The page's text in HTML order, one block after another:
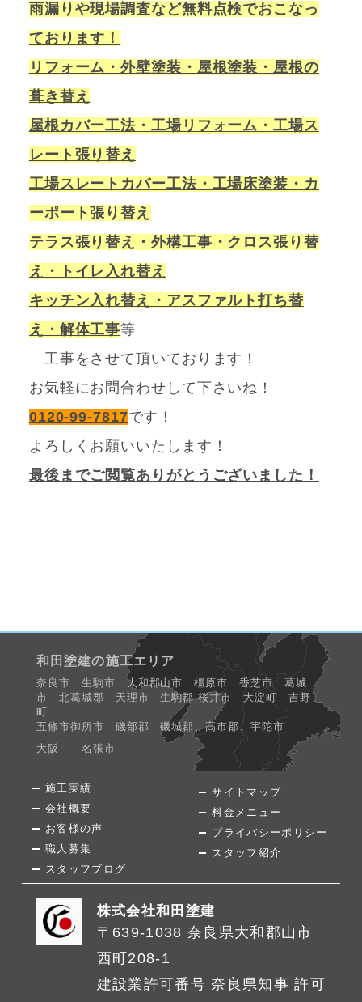
雨漏りや現場調査など無料点検でおこなっ
ております！
リフォーム・外壁塗装・屋根塗装・屋根の
葺き替え
屋根カバー工法・工場リフォーム・工場ス
レート張り替え
工場スレートカバー工法・工場床塗装・カ
ーポート張り替え
テラス張り替え・外構工事・クロス張り替
え・トイレ入れ替え
キッチン入れ替え・アスファルト打ち替
え・解体工事等
工事をさせて頂いております！
お気軽にお問合わせして下さいね！
0120-99-7817です！
よろしくお願いいたします！
最後までご閲覧ありがとうございました！
和田塗建の施工エリア
奈良市 生駒市 大和郡山市 橿原市 香芝市 葛城
市 北葛城郡 天理市 生駒郡 桜井市 大淀町 吉野
町
五條市御所市 磯部郡 磯城郡、高市郡、宇陀市
大阪 名張市
施工実績
会社概要
お客様の声
職人募集
スタッフブログ
サイトマップ
料金メニュー
プライバシーポリシー
スタッフ紹介
株式会社和田塗建
〒639-1038 奈良県大和郡山市
西町208-1
建設業許可番号 奈良県知事 許可